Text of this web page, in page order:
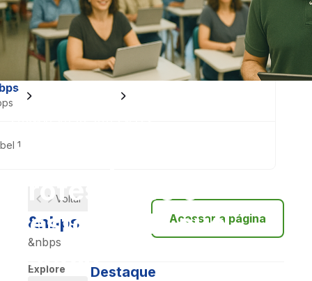
1
Voltar
&nbps
&nbps
Acessar a página
Explore
Destaque
Qualifique os
professores e
gestores da sua
escola